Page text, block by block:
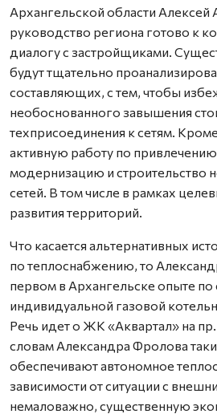
Архангельской области Алексей
руководство региона готово к
диалогу с застройщиками.
будут тщательно
составляющих, с тем, чтобы
необоснованного завышения
техприсоединения к сетям.
активную работу по
модернизацию и строительство
сетей. В том числе в рамках
развития территорий.
Что касается альтернативных
по теплоснабжению, то
первом в Архангельске опыте по
индивидуальной газовой
Речь идет о ЖК «Аквартал» на
словам Александра Фролова
обеспечивают автономное
зависимости от ситуации с
немаловажно, существенную